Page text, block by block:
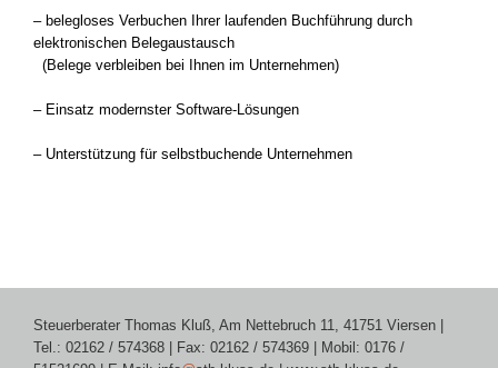
– belegloses Verbuchen Ihrer laufenden Buchführung durch
elektronischen Belegaustausch
(Belege verbleiben bei Ihnen im Unternehmen)
– Einsatz modernster Software-Lösungen
– Unterstützung für selbstbuchende Unternehmen
Steuerberater Thomas Kluß, Am Nettebruch 11, 41751 Viersen |
Tel.: 02162 / 574368 | Fax: 02162 / 574369 | Mobil: 0176 /